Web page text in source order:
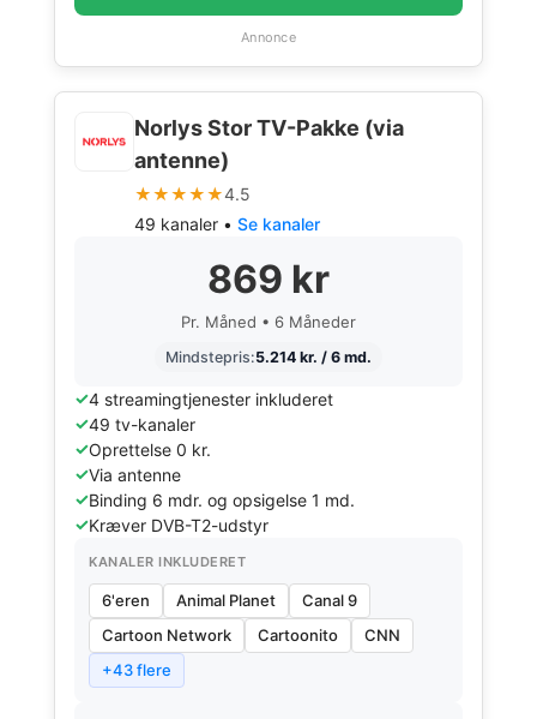
Annonce
Norlys Stor TV-Pakke (via
antenne)
★★★★★4.5
49 kanaler • Se kanaler
869 kr
Pr. Måned • 6 Måneder
Mindstepris:5.214 kr. / 6 md.
4 streamingtjenester inkluderet
49 tv-kanaler
Oprettelse 0 kr.
Via antenne
Binding 6 mdr. og opsigelse 1 md.
Kræver DVB-T2-udstyr
KANALER INKLUDERET
6'eren Animal Planet
Canal 9
Cartoon Network
Cartoonito
CNN
+43 flere